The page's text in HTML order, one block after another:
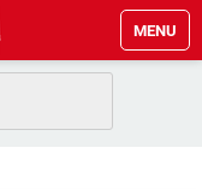
MENU